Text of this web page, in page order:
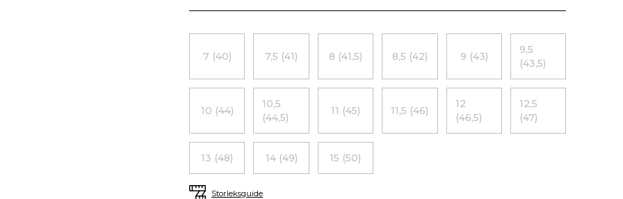
7 (40) 7,5 (41) 8 (41,5) 8,5 (42) 9 (43)
9,5
(43,5)
10 (44)
10,5
(44,5)
11 (45) 11,5 (46)
12
(46,5)
12,5
(47)
13 (48) 14 (49) 15 (50)
Storleksguide